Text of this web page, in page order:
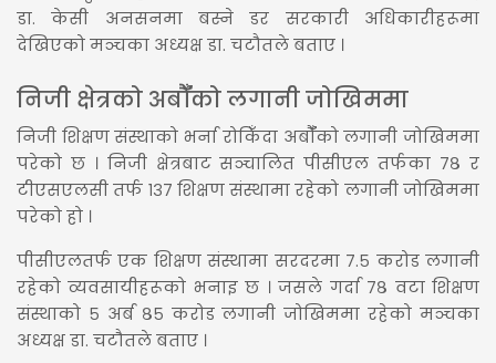
डा. केसी अनसनमा बस्ने डर सरकारी अधिकारीहरूमा
देखिएको मञ्चका अध्यक्ष डा. चटौतले बताए ।
निजी क्षेत्रको अर्बौँको लगानी जोखिममा
निजी शिक्षण संस्थाको भर्ना रोकिँदा अर्बौँको लगानी जोखिममा
परेको छ । निजी क्षेत्रबाट सञ्चालित पीसीएल तर्फका ७८ र
टीएसएलसी तर्फ १३७ शिक्षण संस्थामा रहेको लगानी जोखिममा
परेको हो ।
पीसीएलतर्फ एक शिक्षण संस्थामा सरदरमा ७.५ करोड लगानी
रहेको व्यवसायीहरूको भनाइ छ । जसले गर्दा ७८ वटा शिक्षण
संस्थाको ५ अर्ब ८५ करोड लगानी जोखिममा रहेको मञ्चका
अध्यक्ष डा. चटौतले बताए ।